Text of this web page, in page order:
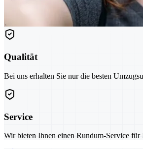
Qualität
Bei uns erhalten Sie nur die besten
Service
Wir bieten Ihnen einen Rundum-Service für